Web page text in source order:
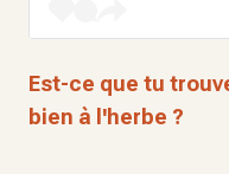
Est-ce que tu
bien à l'herbe ?